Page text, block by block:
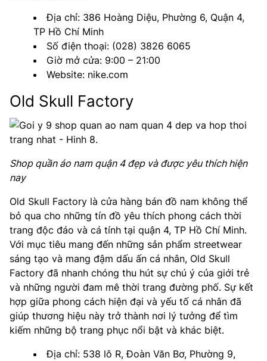
Địa chỉ: 386 Hoàng Diệu, Phường 6, Quận 4,
TP Hồ Chí Minh
Số điện thoại: (028) 3826 6065
Giờ mở cửa: 9:00 – 21:00
Website: nike.com
Old Skull Factory
Shop quần áo nam quận 4 đẹp và được yêu thích hiện
nay
Old Skull Factory là cửa hàng bán đồ nam không thể
bỏ qua cho những tín đồ yêu thích phong cách thời
trang độc đáo và cá tính tại quận 4, TP Hồ Chí Minh.
Với mục tiêu mang đến những sản phẩm streetwear
sáng tạo và mang đậm dấu ấn cá nhân, Old Skull
Factory đã nhanh chóng thu hút sự chú ý của giới trẻ
và những người đam mê thời trang đường phố. Sự kết
hợp giữa phong cách hiện đại và yếu tố cá nhân đã
giúp thương hiệu này trở thành nơi lý tưởng để tìm
kiếm những bộ trang phục nổi bật và khác biệt.
Địa chỉ: 538 lô R, Đoàn Văn Bơ, Phường 9,